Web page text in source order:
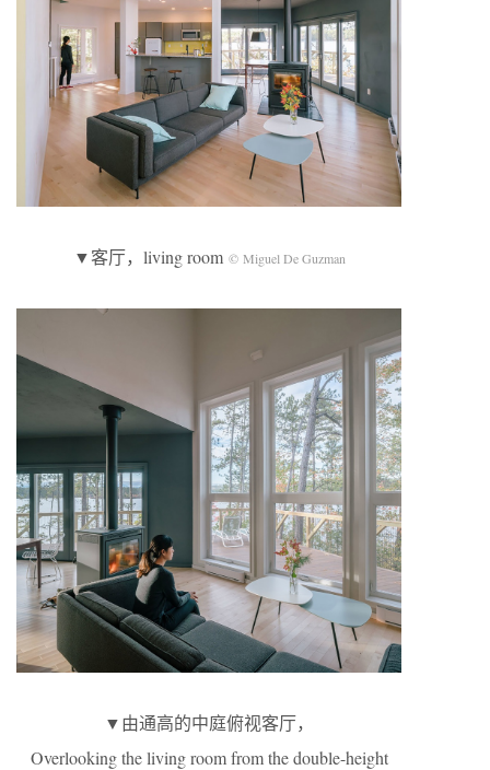
▼客厅，living room © Miguel De Guzman
▼由通高的中庭俯视客厅，
Overlooking the living room from the double-height